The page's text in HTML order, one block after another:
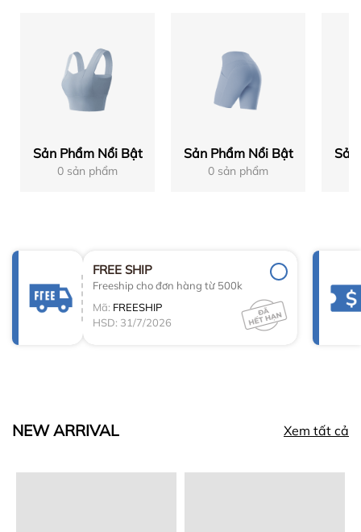
Sản Phẩm Nổi Bật
0 sản phẩm
Sản Phẩm Nổi Bật
0 sản phẩm
FREE SHIP
Freeship cho đơn hàng từ 500k
Mã: FREESHIP
HSD: 31/7/2026
NEW ARRIVAL Xem tất cả